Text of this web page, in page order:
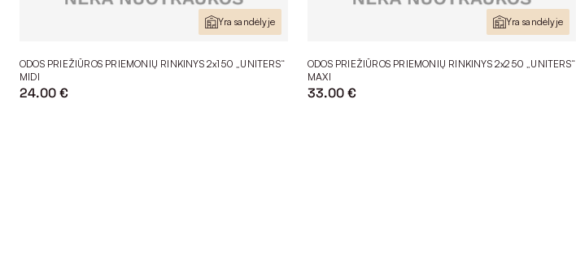
Yra sandėlyje
ODOS PRIEŽIŪROS PRIEMONIŲ RINKINYS 2x150 „UNITERS“
MIDI
24.00 €
Yra sandėlyje
ODOS PRIEŽIŪROS PRIEMONIŲ RINKINYS 2x250 „UNITERS“
MAXI
33.00 €